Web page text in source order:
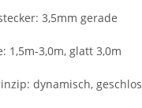
3,5mm gerade
1,5m-3,0m, glatt 3,0m
dynamisch,